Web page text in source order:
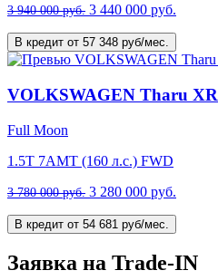
3 940 000 руб. 3 440 000 руб.
В кредит от 57 348 руб/мес.
VOLKSWAGEN Tharu XR
Full Moon
1.5T 7AMT (160 л.с.) FWD
3 780 000 руб. 3 280 000 руб.
В кредит от 54 681 руб/мес.
Заявка на Trade-IN